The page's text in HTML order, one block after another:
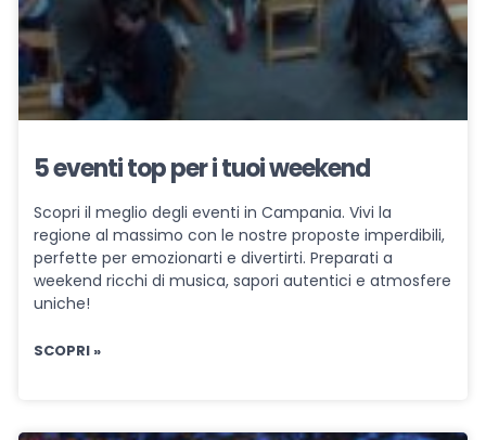
5 eventi top per i tuoi weekend
Scopri il meglio degli eventi in Campania. Vivi la
regione al massimo con le nostre proposte imperdibili,
perfette per emozionarti e divertirti. Preparati a
weekend ricchi di musica, sapori autentici e atmosfere
uniche!
SCOPRI »